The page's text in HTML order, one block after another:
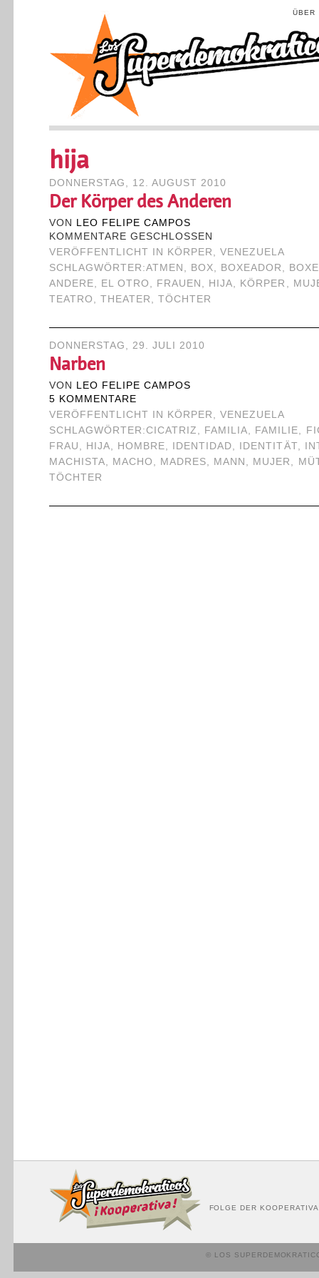
ÜBER
hija
DONNERSTAG, 12. AUGUST 2010
Der Körper des Anderen
VON
LEO FELIPE CAMPOS
KOMMENTARE GESCHLOSSEN
VERÖFFENTLICHT IN
KÖRPER ,VENEZUELA
SCHLAGWÖRTER:ATMEN , BOX, BOXEADOR ,
ANDERE, EL OTRO , FRAUEN , HIJA, KÖRPER ,
TEATRO , THEATER , TÖCHTER
DONNERSTAG, 29. JULI 2010
Narben
VON
LEO FELIPE CAMPOS
5 KOMMENTARE
VERÖFFENTLICHT IN
KÖRPER ,VENEZUELA
SCHLAGWÖRTER:CICATRIZ , FAMILIA, FAMILIE,
FRAU , HIJA, HOMBRE, IDENTIDAD, IDENTITÄT,
MACHISTA, MACHO , MADRES, MANN , MUJER ,
TÖCHTER
FOLGE DER
© LOS